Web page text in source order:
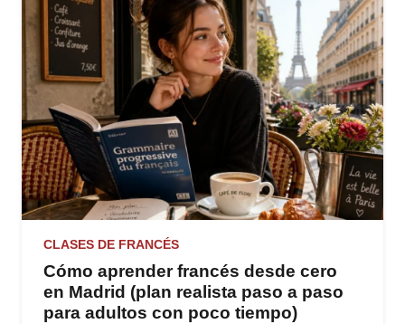
CLASES DE FRANCÉS
Cómo aprender francés desde cero
en Madrid (plan realista paso a paso
para adultos con poco tiempo)